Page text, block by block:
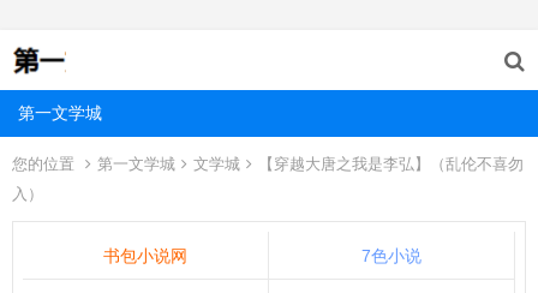
第一文学城
您的位置 第一文学城 文学城
【穿越大唐之我是李弘】（乱伦不喜勿
入）
书包小说网 7色小说